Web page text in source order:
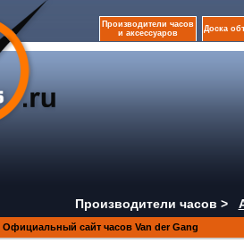
Производители часов
и аксессуаров
Доска
Производители часов >
Официальный сайт часов Van der Gang